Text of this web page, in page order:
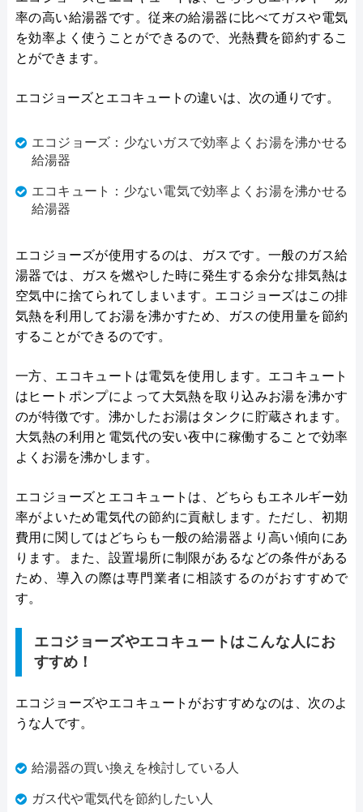
率の高い給湯器です。従来の給湯器に比べてガスや電気
を効率よく使うことができるので、光熱費を節約するこ
とができます。
エコジョーズとエコキュートの違いは、次の通りです。
エコジョーズ：少ないガスで効率よくお湯を沸かせる
給湯器
エコキュート：少ない電気で効率よくお湯を沸かせる
給湯器
エコジョーズが使用するのは、ガスです。一般のガス給
湯器では、ガスを燃やした時に発生する余分な排気熱は
空気中に捨てられてしまいます。エコジョーズはこの排
気熱を利用してお湯を沸かすため、ガスの使用量を節約
することができるのです。
一方、エコキュートは電気を使用します。エコキュート
はヒートポンプによって大気熱を取り込みお湯を沸かす
のが特徴です。沸かしたお湯はタンクに貯蔵されます。
大気熱の利用と電気代の安い夜中に稼働することで効率
よくお湯を沸かします。
エコジョーズとエコキュートは、どちらもエネルギー効
率がよいため電気代の節約に貢献します。ただし、初期
費用に関してはどちらも一般の給湯器より高い傾向にあ
ります。また、設置場所に制限があるなどの条件がある
ため、導入の際は専門業者に相談するのがおすすめで
す。
エコジョーズやエコキュートはこんな人にお
すすめ！
エコジョーズやエコキュートがおすすめなのは、次のよ
うな人です。
給湯器の買い換えを検討している人
ガス代や電気代を節約したい人